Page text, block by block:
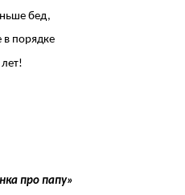
бед,
про папу»